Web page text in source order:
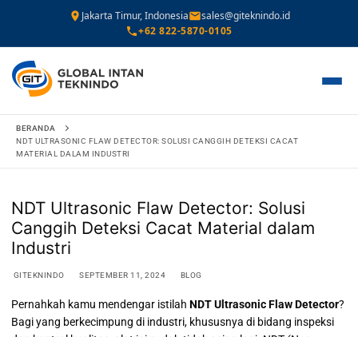
Jakarta Timur, Indonesia
sales@giteknindo.id
+62 822-5870-0105
Lompat
konten
BERANDA
NDT ULTRASONIC FLAW DETECTOR: SOLUSI CANGGIH DETEKSI CACAT
MATERIAL DALAM INDUSTRI
NDT Ultrasonic Flaw Detector: Solusi
Canggih Deteksi Cacat Material dalam
Industri
GITEKNINDO SEPTEMBER 11, 2024 BLOG
Pernahkah kamu mendengar istilah NDT Ultrasonic Flaw Detector?
Bagi yang berkecimpung di industri, khususnya di bidang inspeksi